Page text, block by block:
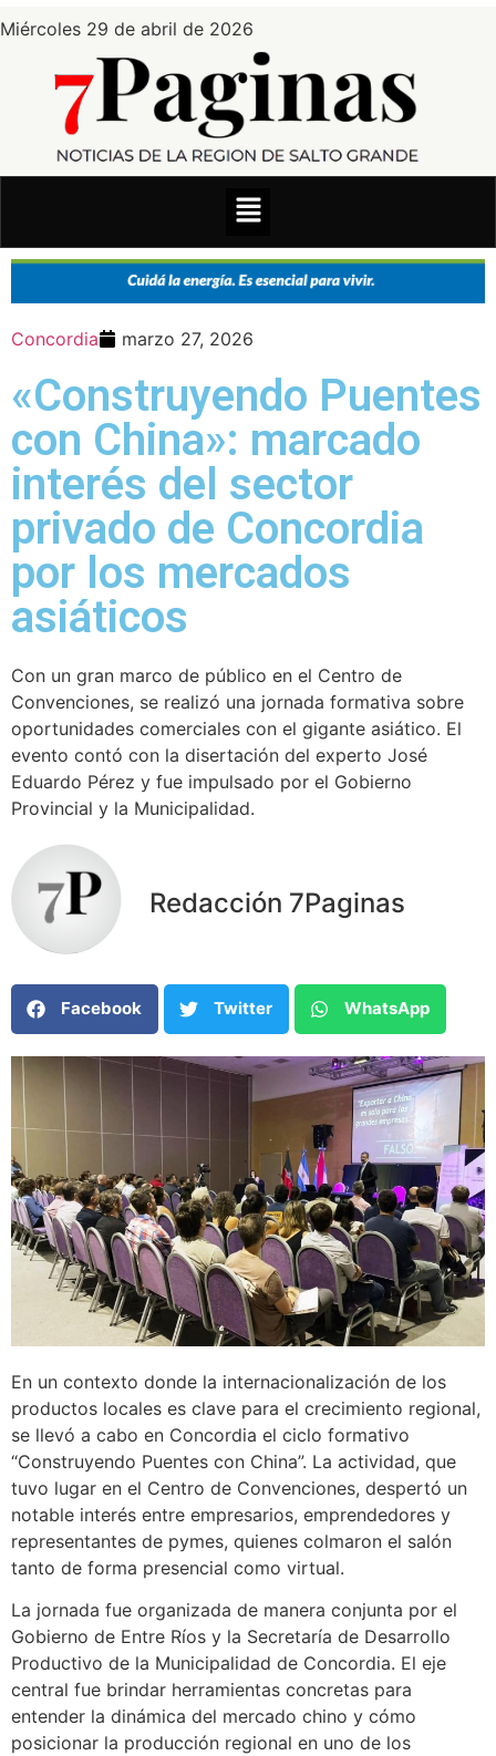
Miércoles 29 de abril de 2026
Concordia marzo 27, 2026
«Construyendo Puentes
con China»: marcado
interés del sector
privado de Concordia
por los mercados
asiáticos
Con un gran marco de público en el Centro de
Convenciones, se realizó una jornada formativa sobre
oportunidades comerciales con el gigante asiático. El
evento contó con la disertación del experto José
Eduardo Pérez y fue impulsado por el Gobierno
Provincial y la Municipalidad.
Redacción 7Paginas
Facebook Twitter WhatsApp
En un contexto donde la internacionalización de los
productos locales es clave para el crecimiento regional,
se llevó a cabo en Concordia el ciclo formativo
“Construyendo Puentes con China”. La actividad, que
tuvo lugar en el Centro de Convenciones, despertó un
notable interés entre empresarios, emprendedores y
representantes de pymes, quienes colmaron el salón
tanto de forma presencial como virtual.
La jornada fue organizada de manera conjunta por el
Gobierno de Entre Ríos y la Secretaría de Desarrollo
Productivo de la Municipalidad de Concordia. El eje
central fue brindar herramientas concretas para
entender la dinámica del mercado chino y cómo
posicionar la producción regional en uno de los